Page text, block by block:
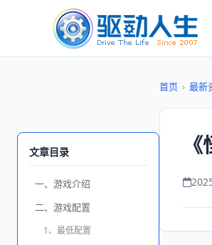
文章目录
一、游戏介绍
二、游戏配置
1、最低配置
首页 › 最新